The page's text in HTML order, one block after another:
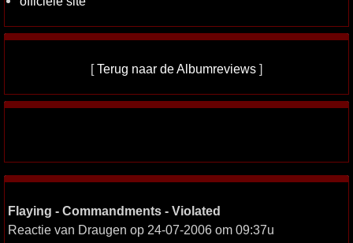
[Terug naar de Albumreviews ]
Flaying - Commandments - Violated
Reactie van Draugen op 24-07-2006 om 09:37u